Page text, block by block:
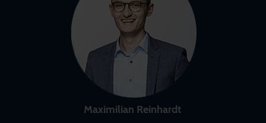
Maximilian Reinhardt